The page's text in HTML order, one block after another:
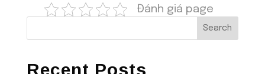
Đánh giá page
Search
Recent Posts